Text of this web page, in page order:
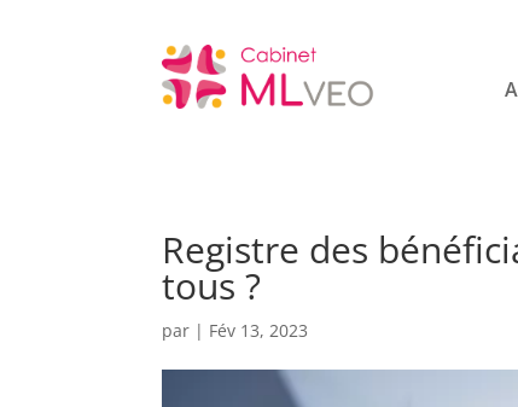
Registre des
tous ?
par | Fév 13, 2023